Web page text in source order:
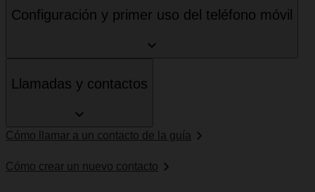
Configuración y primer uso del teléfono móvil
Llamadas y contactos
Cómo llamar a un contacto de la guía
Cómo crear un nuevo contacto